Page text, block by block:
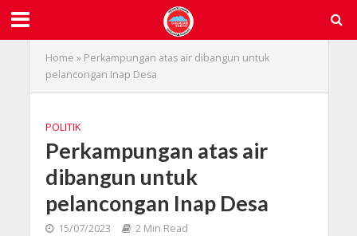
Home » Perkampungan atas air dibangun untuk
pelancongan Inap Desa
POLITIK
Perkampungan atas air
dibangun untuk
pelancongan Inap Desa
15/07/2023 2 Min Read